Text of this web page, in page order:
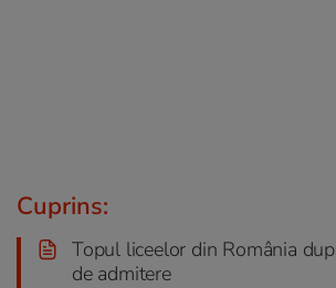
Cuprins:
Topul liceelor din România
de admitere